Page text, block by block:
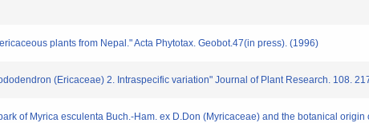
plants from Nepal." Acta Phytotax. Geobot.47(in press). (1996)
(Ericaceae) 2. Intraspecific variation" Journal of Plant Research. 108.
of Myrica esculenta Buch.-Ham. ex D.Don (Myricaceae) and the botanical origin